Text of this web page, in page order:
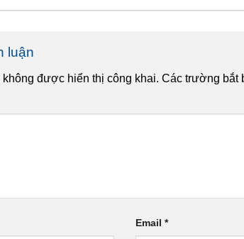
luận
không được hiển thị công khai. Các trường bắt
Email*